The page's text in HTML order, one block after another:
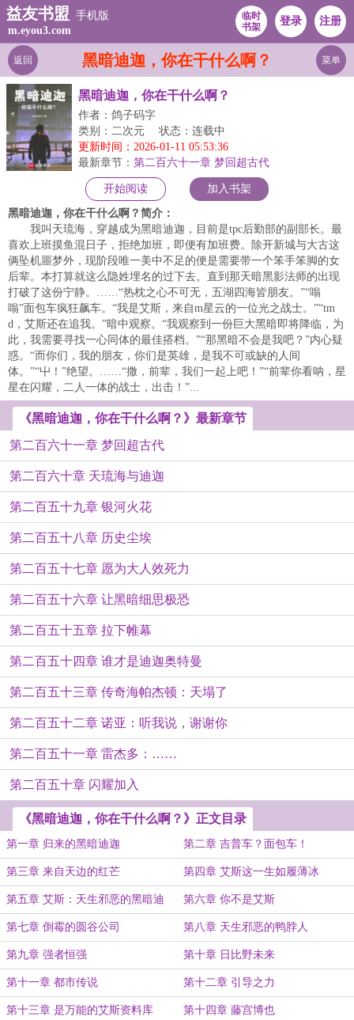
益友书盟 手机版
m.eyou3.com
临时
书架
登录 注册
黑暗迪迦，你在干什么啊？
返回 菜单
黑暗迪迦，你在干什么啊？
作者：鸽子码字
类别：二次元
状态：连载中
更新时间：2026-01-11 05:53:36
最新章节： 第二百六十一章 梦回超古代
开始阅读 加入书架
黑暗迪迦，你在干什么啊？简介：
我叫天琉海，穿越成为黑暗迪迦，目前是tpc后勤部的副部长。最
喜欢上班摸鱼混日子，拒绝加班，即便有加班费。除开新城与大古这
俩坠机噩梦外，现阶段唯一美中不足的便是需要带一个笨手笨脚的女
后辈。本打算就这么隐姓埋名的过下去。直到那天暗黑影法师的出现
打破了这份宁静。……“热枕之心不可无，五湖四海皆朋友。”“嗡
嗡”面包车疯狂飙车。“我是艾斯，来自m星云的一位光之战士。”“tm
d，艾斯还在追我。”暗中观察。“我观察到一份巨大黑暗即将降临，为
此，我需要寻找一心同体的最佳搭档。”“那黑暗不会是我吧？”内心疑
惑。“而你们，我的朋友，你们是英雄，是我不可或缺的人间
体。”“屮！”绝望。……“撒，前辈，我们一起上吧！”“前辈你看呐，星
星在闪耀，二人一体的战士，出击！”...
《黑暗迪迦，你在干什么啊？》最新章节
第二百六十一章 梦回超古代
第二百六十章 天琉海与迪迦
第二百五十九章 银河火花
第二百五十八章 历史尘埃
第二百五十七章 愿为大人效死力
第二百五十六章 让黑暗细思极恐
第二百五十五章 拉下帷幕
第二百五十四章 谁才是迪迦奥特曼
第二百五十三章 传奇海帕杰顿：天塌了
第二百五十二章 诺亚：听我说，谢谢你
第二百五十一章 雷杰多：……
第二百五十章 闪耀加入
《黑暗迪迦，你在干什么啊？》正文目录
第一章 归来的黑暗迪迦 第二章 吉普车？面包车！
第三章 来自天边的红芒 第四章 艾斯这一生如履薄冰
第五章 艾斯：天生邪恶的黑暗迪
迦，我这就亲手……
第六章 你不是艾斯
第七章 倒霉的圆谷公司 第八章 天生邪恶的鸭脖人
第九章 强者恒强 第十章 日比野未来
第十一章 都市传说 第十二章 引导之力
第十三章 是万能的艾斯资料库 第十四章 藤宫博也